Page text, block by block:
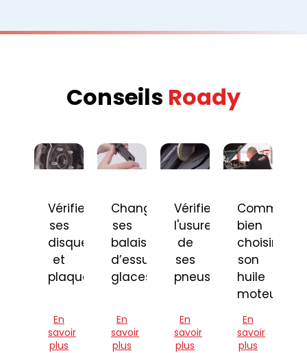
Conseils Roady
Vérifier
ses
disques
et
plaquettes
En
savoir
plus
Changer
ses
balais
d’essuie-
glaces
En
savoir
plus
Vérifier
l'usure
de
ses
pneus
En
savoir
plus
Comment
bien
choisir
son
huile
moteur
En
savoir
plus